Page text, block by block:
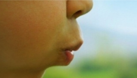
Anterior